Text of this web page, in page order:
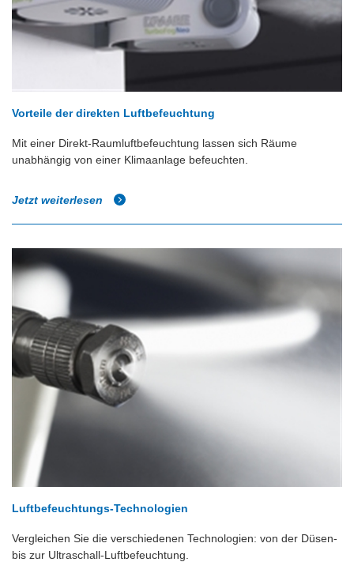
Vorteile der direkten Luftbefeuchtung
Mit einer Direkt-Raumluftbefeuchtung lassen sich Räume
unabhängig von einer Klimaanlage befeuchten.
Jetzt weiterlesen
Luftbefeuchtungs-Technologien
Vergleichen Sie die verschiedenen Technologien: von der Düsen-
bis zur Ultraschall-Luftbefeuchtung.